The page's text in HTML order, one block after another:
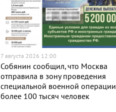
7 августа 2026 12:00
Собянин сообщил, что Москва
отправила в зону проведения
специальной военной операции
более 100 тысяч человек